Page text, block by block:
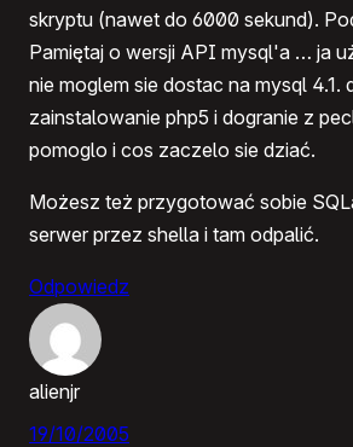
skryptu (nawet do 6000 sekund).
Pamiętaj o wersji API mysql'a … ja
nie moglem sie dostac na mysql 4.1.
zainstalowanie php5 i dogranie z
pomoglo i cos zaczelo sie dziać.
Możesz też przygotować sobie
serwer przez shella i tam odpalić.
Odpowiedz
alienjr
19/10/2005